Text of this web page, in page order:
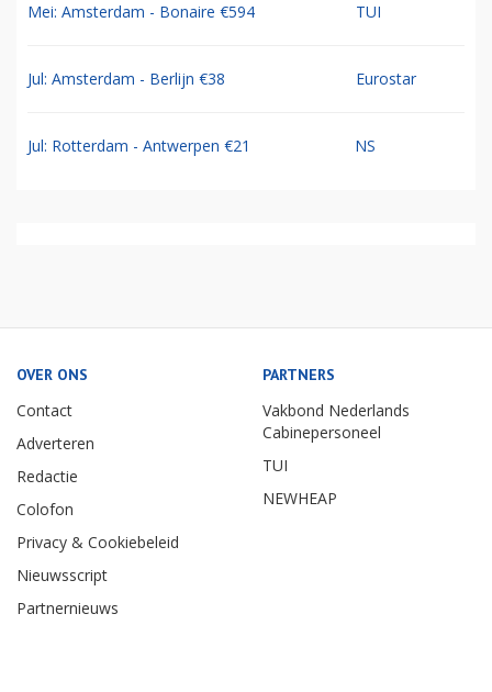
Mei: Amsterdam - Bonaire €594 TUI
Jul: Amsterdam - Berlijn €38 Eurostar
Jul: Rotterdam - Antwerpen €21 NS
OVER ONS
Contact
Adverteren
Redactie
Colofon
Privacy & Cookiebeleid
Nieuwsscript
Partnernieuws
PARTNERS
Vakbond Nederlands
Cabinepersoneel
TUI
NEWHEAP